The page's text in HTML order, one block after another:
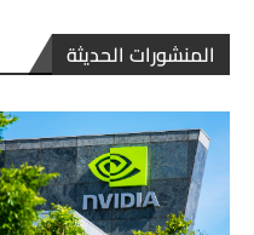
المنشورات الحديثة